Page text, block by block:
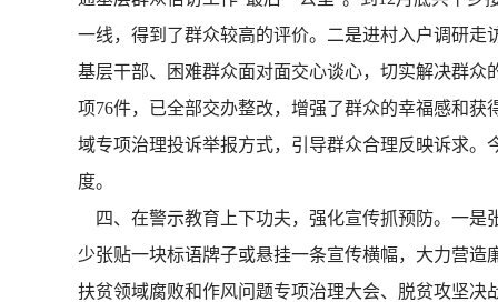
一线，得到了群众较高的评价。二是进村入户调研
基层干部、困难群众面对面交心谈心，切实解决群
项76件，已全部交办整改，增强了群众的幸福感和
域专项治理投诉举报方式，引导群众合理反映诉求
度。
四、在警示教育上下功夫，强化宣传抓预防。一是
少张贴一块标语牌子或悬挂一条宣传横幅，大力营
扶贫领域腐败和作风问题专项治理大会、脱贫攻坚